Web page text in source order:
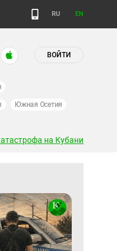
RU EN
ВОЙТИ
Южная Осетия
на Кубани